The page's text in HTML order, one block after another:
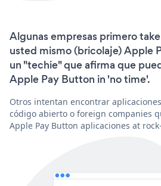
Algunas empresas primero
usted mismo (bricolaje) Apple
un "techie" que afirma que
Apple Pay Button in 'no time'.
Otros intentan encontrar
código abierto o foreign companies
Apple Pay Button aplicaciones at